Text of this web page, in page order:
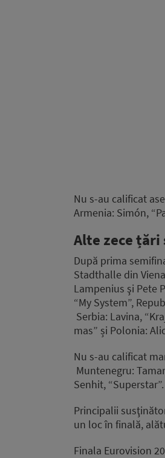
Nu s-au calificat
Armenia: Simón,
Alte zece
După prima
Stadthalle din
Lampenius şi Pete
“My System”,
Serbia: Lavina,
mas” și Polonia:
Nu s-au calificat
Muntenegru:
Senhit, “Superstar”.
Principalii
un loc în finală,
Finala Eurovision